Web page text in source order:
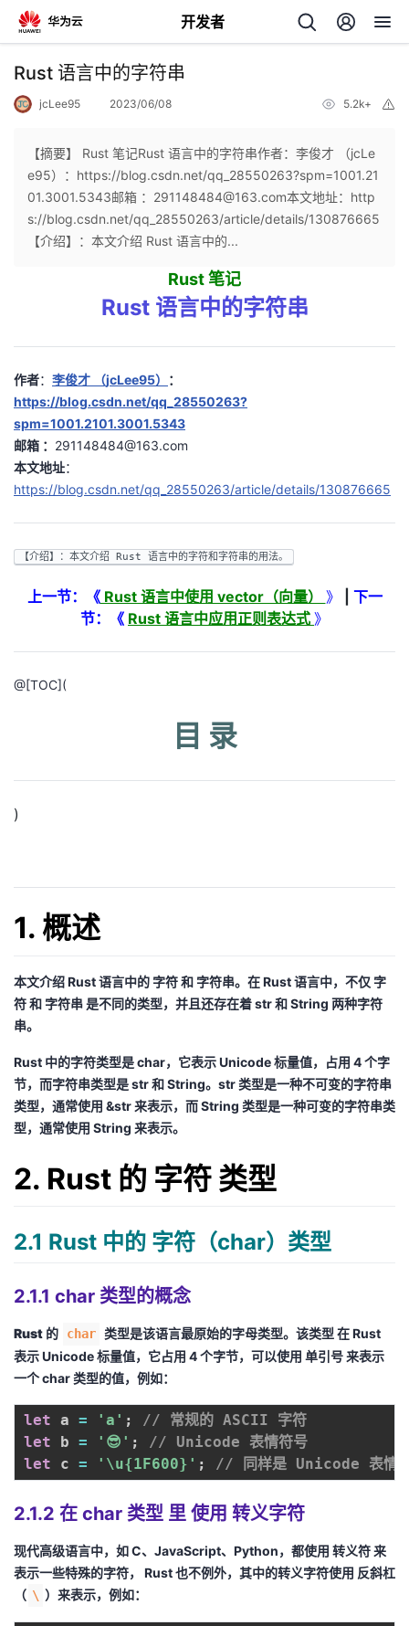
开发者
返
个
页
开
发
者
我
发
者
学
堂
我
的
程
我
认
证
的
实
我
的
藏
Programs
的
持
的
技
支
持
我
的
声
建
Rust 语言中的字符串
jcLee95 2023/06/08 5.2k+
【摘要】 Rust 笔记Rust 语言中的字符串作者：李俊才 （jcLe
e95）：https://blog.csdn.net/qq_28550263?spm=1001.21
01.3001.5343邮箱 ：291148484@163.com本文地址：http
s://blog.csdn.net/qq_28550263/article/details/130876665
【介绍】：本文介绍 Rust 语言中的...
Rust 笔记
Rust 语言中的字符串
作者： 李俊才 （jcLee95）
：
https://blog.csdn.net/qq_28550263?
spm=1001.2101.3001.5343
邮箱 ： 291148484@163.com
本文地址：
https://blog.csdn.net/qq_28550263/article/details/130876665
【介绍】：本文介绍 Rust 语言中的字符和字符串的用法。
上一节：《Rust 语言中使用 vector（向量） 》
下一
节：《 Rust 语言中应用正则表达式 》
@[TOC](
目 录
)
1. 概述
本文介绍Rust语言中的 字符和 字符串。在Rust语言中，不仅 字
符 和 字符串 是不同的类型，并且还存在着str和String 两种字符
串。
Rust 中的字符类型是char，它表示Unicode标量值，占用 4 个字
节，而字符串类型是str和 String。 str类型是一种不可变的字符串
类型，通常使用 &str来表示，而String 类型是一种可变的字符串类
型，通常使用 String 来表示。
2. Rust 的 字符 类型
2.1 Rust 中的 字符（char）类型
2.1.1 char 类型的概念
Rust 的 char 类型是该语言最原始的字母类型。该类型 在Rust
表示Unicode标量值，它占用 4 个字节，可以使用 单引号来表示
一个char类型的值，例如：
let a = 'a' ;
// 常规的 ASCII 字符
let b = '😎' ;
// Unicode 表情符号
let c = '\u{1F600}' ; // 同样是 Unicode 表情
2.1.2 在 char 类型 里 使用 转义字符
现代高级语言中，如C、 JavaScript、 Python，都使用 转义符来
表示一些特殊的字符， Rust也不例外，其中的转义字符使用 反斜杠
（ \ ）来表示，例如：